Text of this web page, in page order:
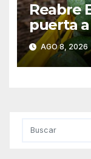
Reabre
puerta
AGO 8, 2026